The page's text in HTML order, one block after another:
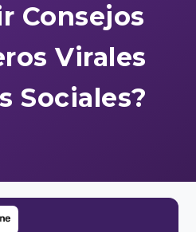
Consejos
Virales
Sociales?